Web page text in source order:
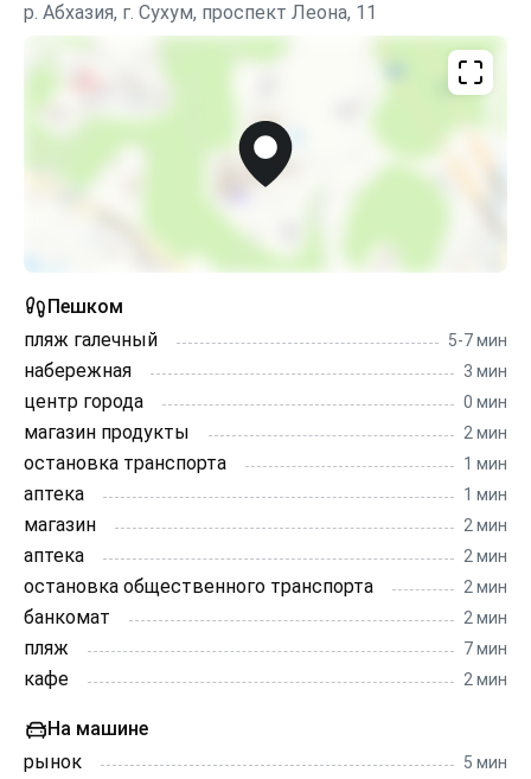
р. Абхазия, г. Сухум, проспект Леона, 11
Пешком
пляж галечный
5-7 мин
набережная 3 мин
центр города 0 мин
магазин продукты 2 мин
остановка транспорта 1 мин
аптека 1 мин
магазин 2 мин
аптека 2 мин
остановка общественного транспорта 2 мин
банкомат 2 мин
пляж 7 мин
кафе 2 мин
На машине
рынок
5 мин